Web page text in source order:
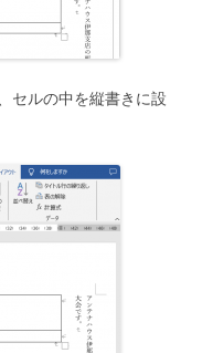
セルの中を縦書きに設